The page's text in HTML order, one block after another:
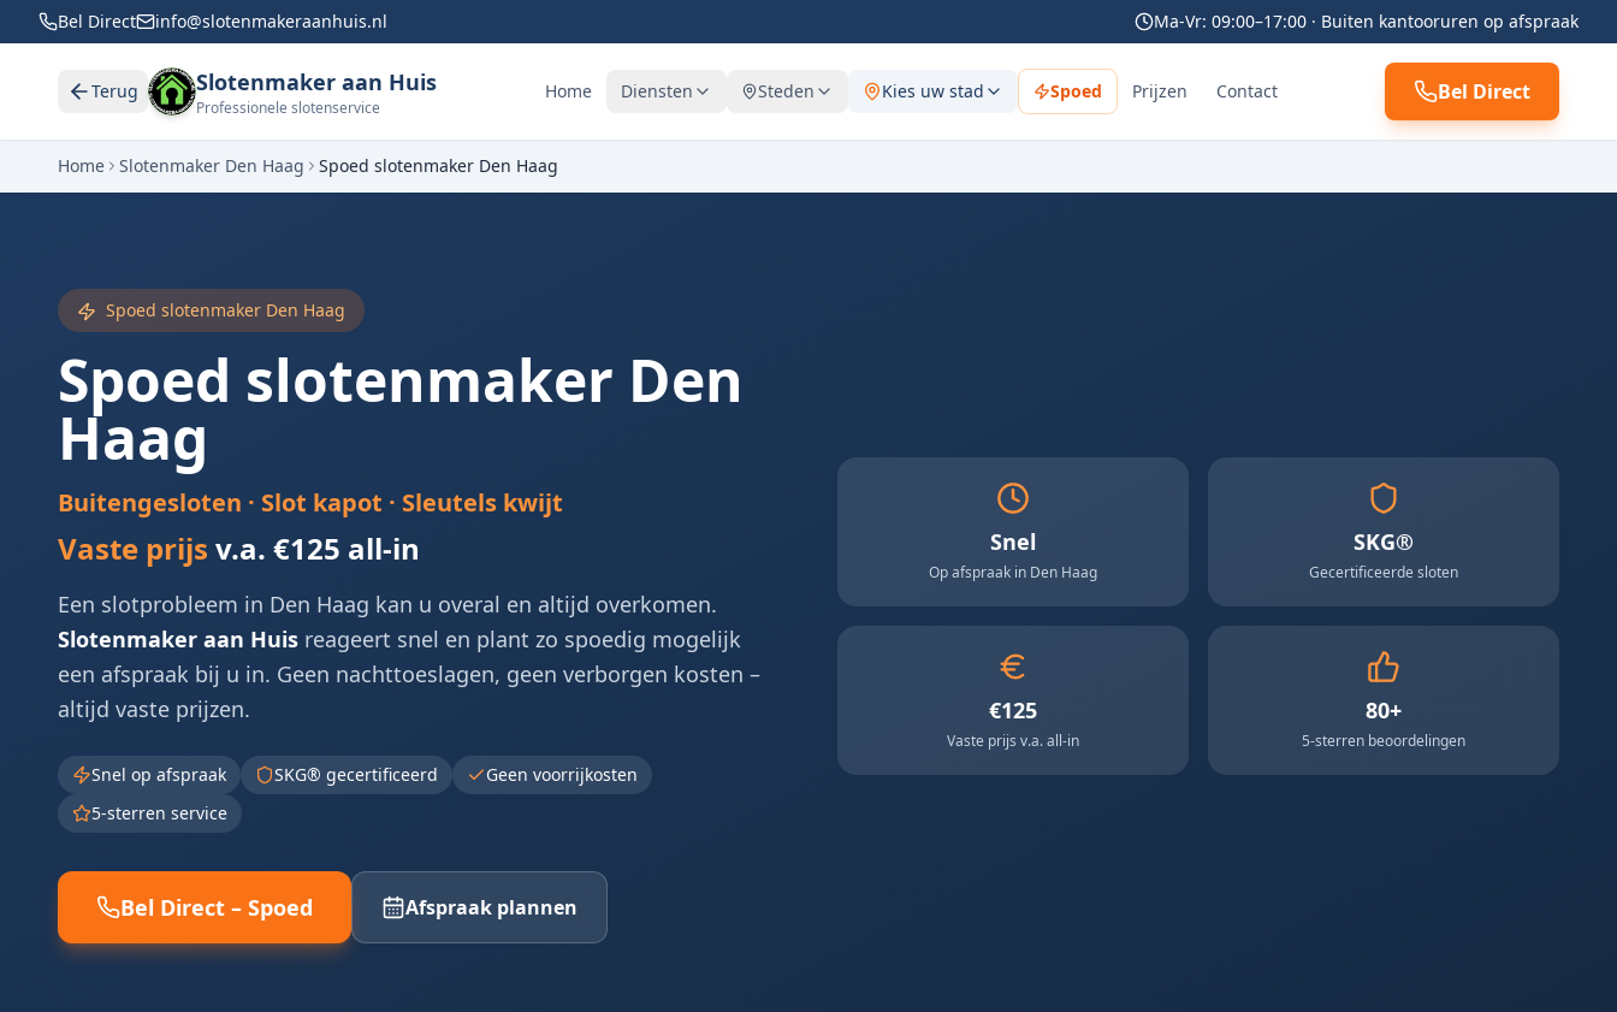
Bel Direct info@slotenmakeraanhuis.nl Ma-Vr: 09:00–17:00 · Buiten kantooruren op afspraak
Terug Slotenmaker aan Huis
Professionele slotenservice
Home Diensten Steden Kies uw stad Spoed Prijzen Contact Bel Direct
Home Slotenmaker Den Haag Spoed slotenmaker Den Haag
Spoed slotenmaker Den Haag
Spoed slotenmaker Den
Haag
Buitengesloten · Slot kapot · Sleutels kwijt
Vaste prijs v.a. €125 all-in
Een slot­probleem in Den Haag kan u overal en altijd overkomen.
Slotenmaker aan Huis reageert snel en plant zo spoedig mogelijk
een afspraak bij u in. Geen nacht­toeslagen, geen verborgen kosten –
altijd vaste prijzen.
Snel op afspraak SKG® gecertificeerd
Geen voorrijkosten
5-sterren service
Bel Direct – Spoed Afspraak plannen
Snel
Op afspraak in Den Haag
SKG®
Gecertificeerde sloten
€125
Vaste prijs v.a. all-in
80+
5-sterren beoordelingen